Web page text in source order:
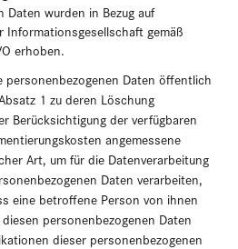
Daten wurden in Bezug auf
Informationsgesellschaft gemäß
erhoben.
Daten öffentlich
1 zu deren Löschung
Berücksichtigung der verfügbaren
angemessene
Art, um für die Datenverarbeitung
Daten verarbeiten,
eine betroffene Person von ihnen
personenbezogenen Daten
dieser personenbezogenen